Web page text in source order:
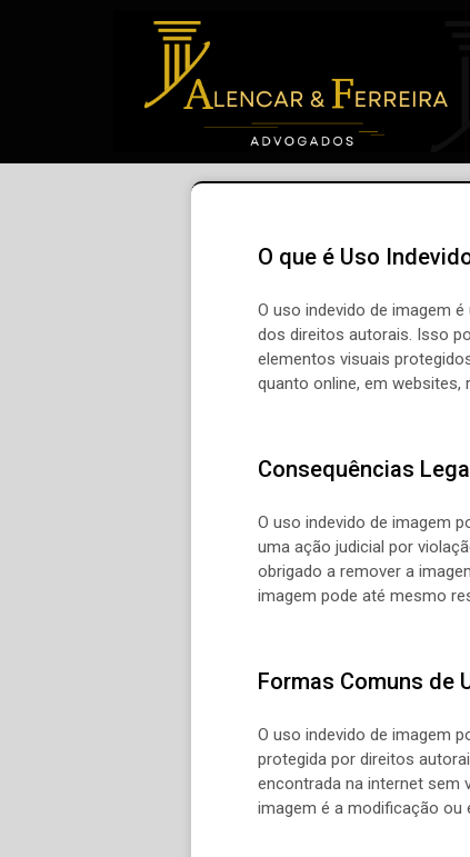
O que é Uso
O uso indevido de imagem
dos direitos autorais. Isso
elementos visuais
quanto online, em websites,
Consequências
O uso indevido de imagem
uma ação judicial por
obrigado a remover a
imagem pode até mesmo
Formas Comuns de
O uso indevido de imagem
protegida por direitos
encontrada na internet sem
imagem é a modificação ou